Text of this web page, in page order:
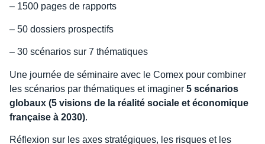
– 1500 pages de rapports
– 50 dossiers prospectifs
– 30 scénarios sur 7 thématiques
Une journée de séminaire avec le Comex pour combiner
les scénarios par thématiques et imaginer 5 scénarios
globaux (5 visions de la réalité sociale et économique
française à 2030).
Réflexion sur les axes stratégiques, les risques et les